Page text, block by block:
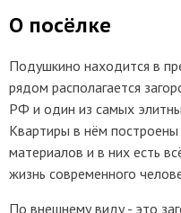
О посёлке
Подушкино находится в
рядом располагается
РФ и один из самых
Квартиры в нём построены
материалов и в них есть
жизнь современного
По внешнему виду - это